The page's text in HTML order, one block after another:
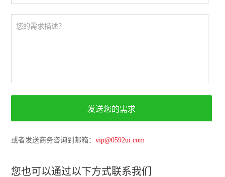
您的需求描述？
或者发送商务咨询到邮箱：vip@0592ui.com
您也可以通过以下方式联系我们